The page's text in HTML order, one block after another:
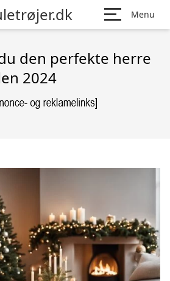
Menu
den perfekte herre
2024